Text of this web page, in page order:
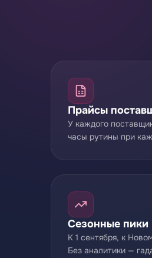
Прайсы
У каждого
часы рутины при
Сезонные пики
К 1 сентября, к
Без аналитики —